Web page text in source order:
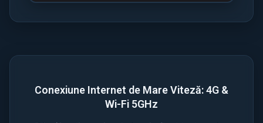
Conexiune Internet de Mare Viteză: 4G &
Wi-Fi 5GHz